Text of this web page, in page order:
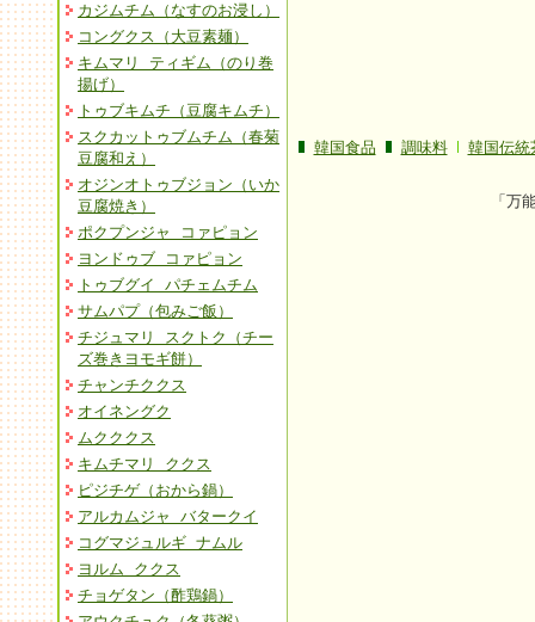
カジムチム（なすのお浸し）
コングクス（大豆素麺）
キムマリ ティギム（のり巻
揚げ）
トゥブキムチ（豆腐キムチ）
スクカットゥブムチム（春菊
豆腐和え）
オジンオトゥブジョン（いか
豆腐焼き）
ポクプンジャ コァピョン
ヨンドゥブ コァピョン
トゥブグイ パチェムチム
サムパプ（包みご飯）
チジュマリ スクトク（チー
ズ巻きヨモギ餅）
チャンチククス
オイネングク
ムクククス
キムチマリ ククス
ピジチゲ（おから鍋）
アルカムジャ バタークイ
コグマジュルギ ナムル
ヨルム ククス
チョゲタン（酢鶏鍋）
韓国食品 調味料 韓国伝統
「